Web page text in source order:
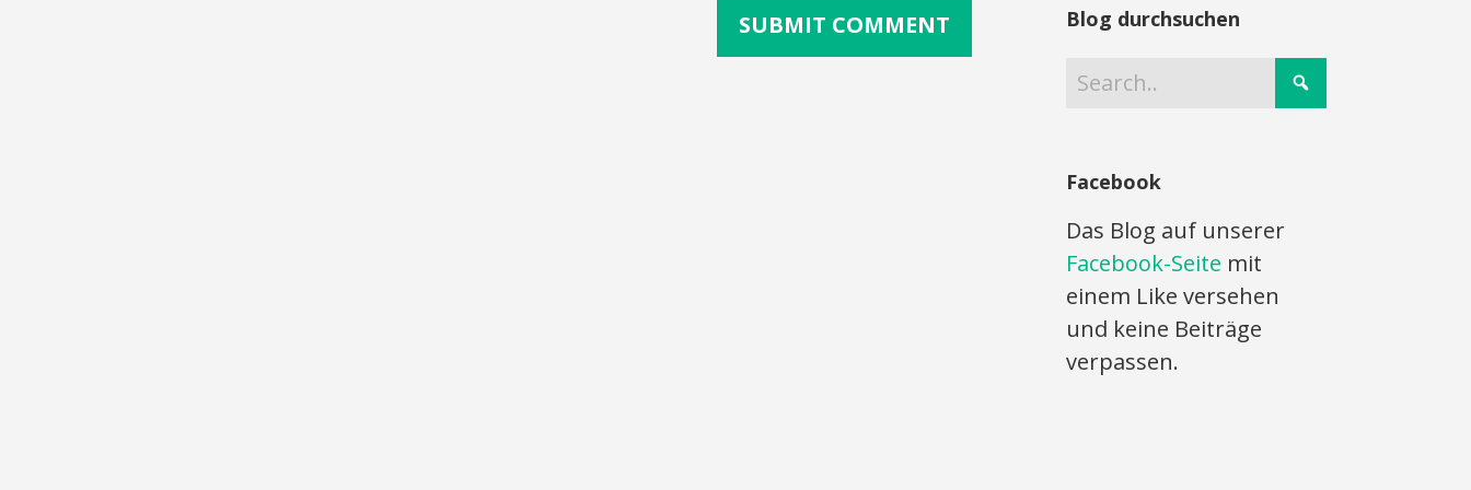
Blog durchsuchen
Facebook
Das Blog auf unserer
Facebook-Seite mit
einem Like versehen
und keine Beiträge
verpassen.